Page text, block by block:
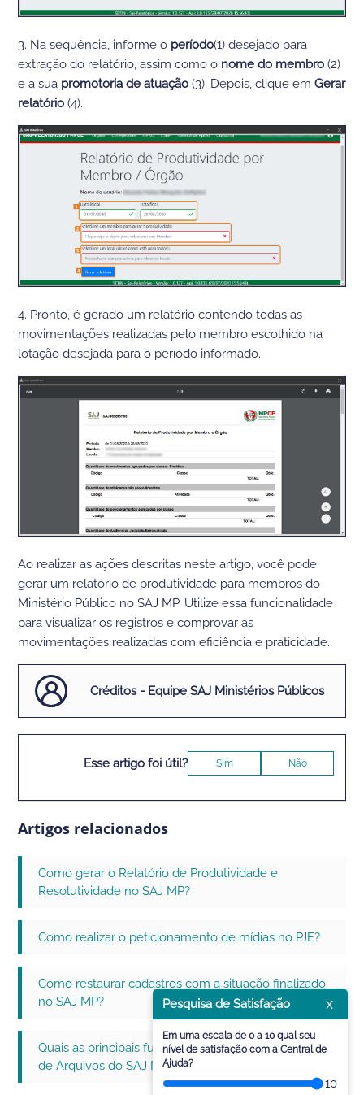
3. Na sequência, informe o período(1) desejado para
extração do relatório, assim como o nome do membro (2)
e a sua promotoria de atuação (3). Depois, clique emGerar
relatório (4).
4. Pronto, é gerado um relatóriocontendo todas as
movimentações realizadas pelo membro escolhido na
lotação desejada para o período informado.
Ao realizar as ações descritas neste artigo,você pode
gerar um relatório de produtividade para membrosdo
Ministério Público no SAJ MP. Utilize essa funcionalidade
para visualizar os registros e comprovar as
movimentações realizadas comeficiência e praticidade.
Créditos - Equipe SAJ Ministérios Públicos
Esse artigo foi útil? Sim Não
Artigos relacionados
Como gerar o Relatório de Produtividade e
Resolutividade no SAJ MP?
Como realizar o peticionamento de mídias no PJE?
Como restaurar cadastros com a situação finalizado
no SAJ MP?
Quais as principais funcionalidades do Gerenciador
de Arquivos do SAJ MP - MPM?
Pesquisa de Satisfação x
Em uma escala de 0 a 10 qual seu
nível de satisfação com a Central de
Ajuda?
10